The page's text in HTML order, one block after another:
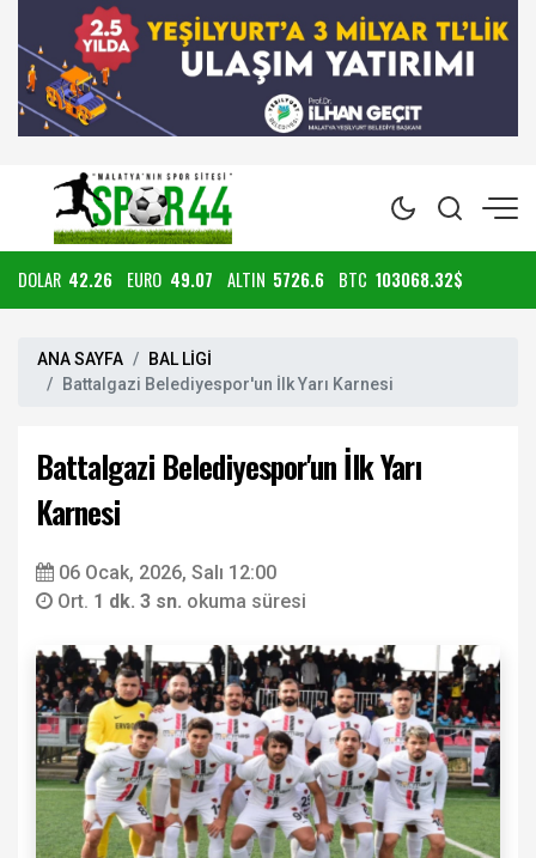
DOLAR 42.26 EURO 49.07 ALTIN 5726.6 BTC 103068.32$
ANA SAYFA
BAL LİGİ
Battalgazi Belediyespor'un İlk Yarı Karnesi
Battalgazi Belediyespor'un İlk Yarı
Karnesi
06 Ocak, 2026, Salı 12:00
Ort. 1 dk. 3 sn. okuma süresi